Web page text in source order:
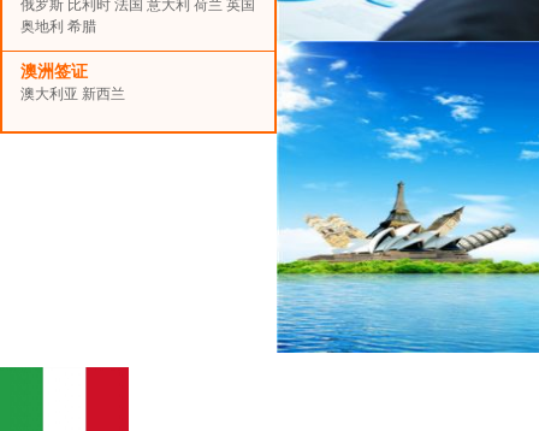
俄罗斯 比利时 法国 意大利 荷兰 英国
奥地利 希腊
澳洲签证
澳大利亚 新西兰